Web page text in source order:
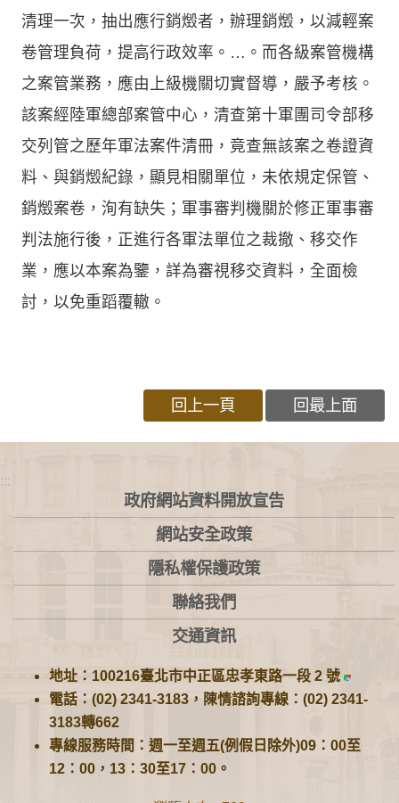
清理一次，抽出應行銷燬者，辦理銷燬，以減輕案
卷管理負荷，提高行政效率。…。而各級案管機構
之案管業務，應由上級機關切實督導，嚴予考核。
該案經陸軍總部案管中心，清查第十軍團司令部移
交列管之歷年軍法案件清冊，竟查無該案之卷證資
料、與銷燬紀錄，顯見相關單位，未依規定保管、
銷燬案卷，洵有缺失；軍事審判機關於修正軍事審
判法施行後，正進行各軍法單位之裁撤、移交作
業，應以本案為鑒，詳為審視移交資料，全面檢
討，以免重蹈覆轍。
回上一頁 回最上面
:::
政府網站資料開放宣告
網站安全政策
隱私權保護政策
聯絡我們
交通資訊
地址：100216臺北市中正區忠孝東路一段 2 號
電話：(02) 2341-3183，陳情諮詢專線：(02) 2341-
3183轉662
專線服務時間：週一至週五(例假日除外)09：00至
12：00，13：30至17：00。